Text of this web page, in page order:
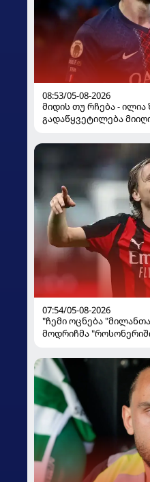
08:53/05-08-2026
მიდის თუ რჩება - ილია
გადაწყვეტილება
07:54/05-08-2026
"ჩემი ოცნება
მოდრიჩმა